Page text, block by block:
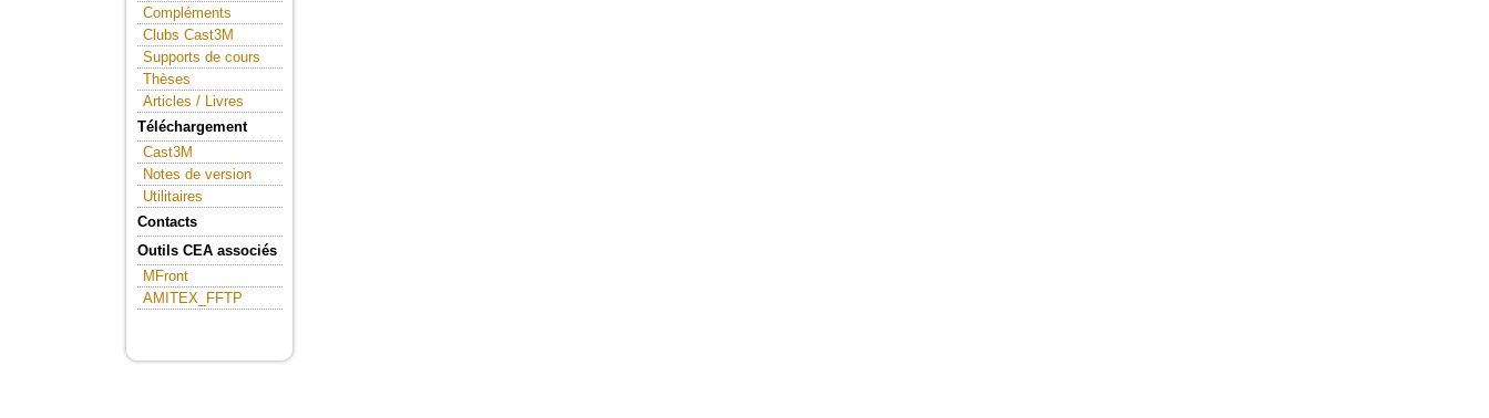
Compléments
Clubs Cast3M
Supports de cours
Thèses
Articles / Livres
Téléchargement
Cast3M
Notes de version
Utilitaires
Contacts
Outils CEA associés
MFront
AMITEX_FFTP